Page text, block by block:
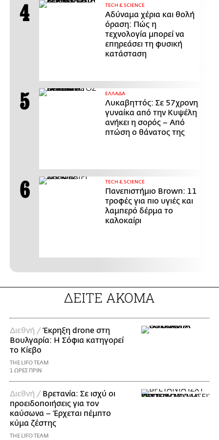
ΤECH & SCIENCE
Αδύναμα χέρια και θολή
όραση: Πώς η
τεχνολογία μπορεί να
επηρεάσει τη φυσική
κατάσταση
ΕΛΛΑΔΑ
Λυκαβηττός: Σε 57χρονη
γυναίκα από την Κυψέλη
ανήκει η σορός – Από
πτώση ο θάνατος της
ΤECH & SCIENCE
Πανεπιστήμιο Brown: 11
τροφές για πιο υγιές και
λαμπερό δέρμα το
καλοκαίρι
ΔΕΙΤΕ ΑΚΟΜΑ
Διεθνή /Έκρηξη drone στη
Βουλγαρία: Η Σόφια κατηγορεί
το Κίεβο
THE LIFO TEAM
1 ΩΡΕΣ ΠΡΙΝ
Διεθνή / Βρετανία: Σε ισχύ οι
προειδοποιήσεις για τον
καύσωνα – Έρχεται πέμπτο
κύμα ζέστης
THE LIFO TEAM